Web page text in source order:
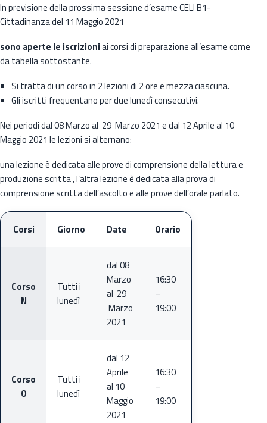
In previsione della prossima sessione d’esame CELI B1-
Cittadinanza del 11 Maggio 2021
sono aperte le iscrizioniai corsi di preparazione all’esame come
da tabella sottostante.
Si tratta di un corso in 2 lezioni di 2 ore e mezza ciascuna.
Gli iscritti frequentano per due lunedì consecutivi.
Nei periodi dal 08 Marzo al 29 Marzo 2021 e dal 12 Aprile al 10
Maggio 2021 le lezioni si alternano:
una lezione è dedicata alle prove di comprensione della lettura e
produzione scritta , l’altra lezione è dedicata alla prova di
comprensione scritta dell’ascolto e alle prove dell’orale parlato.
Corsi Giorno Date Orario
Corso
N
Tutti i
lunedì
dal 08
Marzo
al 29
Marzo
2021
16:30
–
19:00
Corso
O
Tutti i
lunedì
dal 12
Aprile
al 10
Maggio
2021
16:30
–
19:00